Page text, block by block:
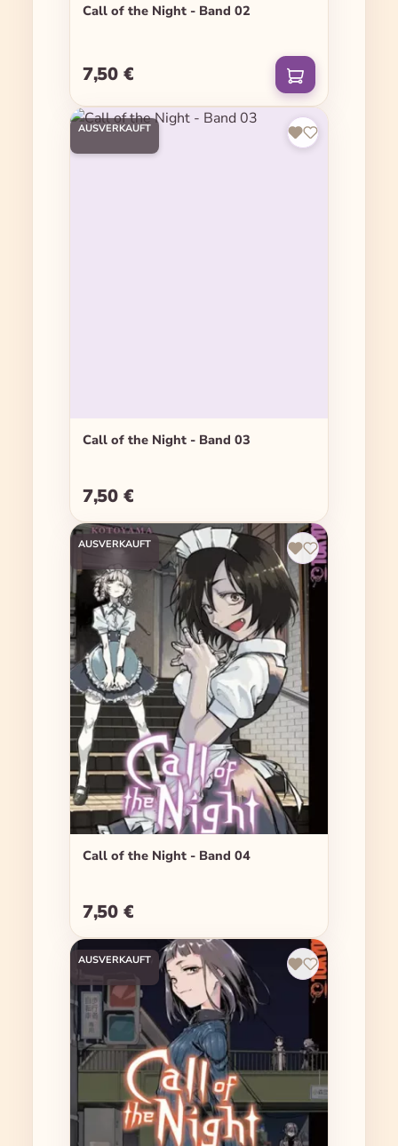
Call of the Night - Band 02
Regulärer Preis:
7,50 €
AUSVERKAUFT
Call of the Night - Band 03
Regulärer Preis:
7,50 €
AUSVERKAUFT
Call of the Night - Band 04
Regulärer Preis:
7,50 €
AUSVERKAUFT